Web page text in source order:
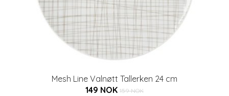
Mesh Line Valnøtt Tallerken 24 cm
149 NOK 159 NOK